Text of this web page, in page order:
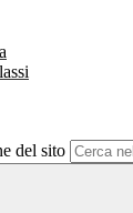
del sito